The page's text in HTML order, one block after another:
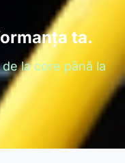
ta.
la core până la